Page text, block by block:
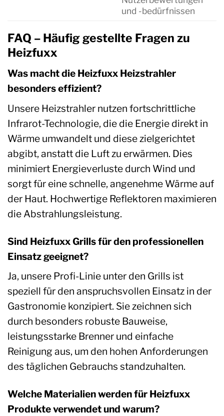
und -bedürfnissen
FAQ – Häufig gestellte Fragen zu
Heizfuxx
Was macht die Heizfuxx Heizstrahler
besonders effizient?
Unsere Heizstrahler nutzen fortschrittliche
Infrarot-Technologie, die die Energie direkt in
Wärme umwandelt und diese zielgerichtet
abgibt, anstatt die Luft zu erwärmen. Dies
minimiert Energieverluste durch Wind und
sorgt für eine schnelle, angenehme Wärme auf
der Haut. Hochwertige Reflektoren maximieren
die Abstrahlungsleistung.
Sind Heizfuxx Grills für den professionellen
Einsatz geeignet?
Ja, unsere Profi-Linie unter den Grills ist
speziell für den anspruchsvollen Einsatz in der
Gastronomie konzipiert. Sie zeichnen sich
durch besonders robuste Bauweise,
leistungsstarke Brenner und einfache
Reinigung aus, um den hohen Anforderungen
des täglichen Gebrauchs standzuhalten.
Welche Materialien werden für Heizfuxx
Produkte verwendet und warum?